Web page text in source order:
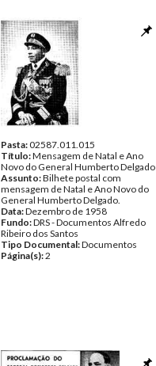
Pasta:02587.011.015
Título:Mensagem de Natal e Ano
Novo do General Humberto Delgado
Assunto:Bilhete postal com
mensagem de Natal e Ano Novo do
General Humberto Delgado.
Data:Dezembro de 1958
Fundo:DRS - Documentos Alfredo
Ribeiro dos Santos
Tipo Documental:Documentos
Página(s):2